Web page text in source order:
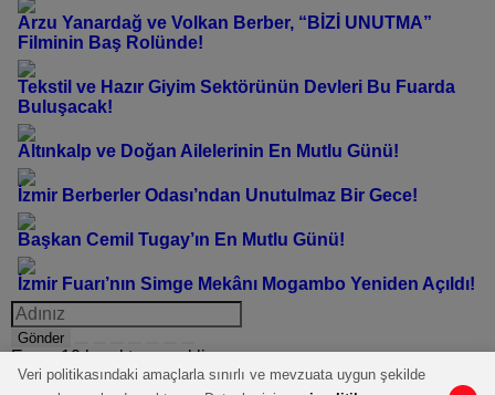
Arzu Yanardağ ve Volkan Berber, “BİZİ UNUTMA”
Filminin Baş Rolünde!
Tekstil ve Hazır Giyim Sektörünün Devleri Bu Fuarda
Buluşacak!
Altınkalp ve Doğan Ailelerinin En Mutlu Günü!
İzmir Berberler Odası’ndan Unutulmaz Bir Gece!
Başkan Cemil Tugay’ın En Mutlu Günü!
İzmir Fuarı’nın Simge Mekânı Mogambo Yeniden Açıldı!
Gönder
En az 10 karakter gerekli
Veri politikasındaki amaçlarla sınırlı ve mevzuata uygun şekilde